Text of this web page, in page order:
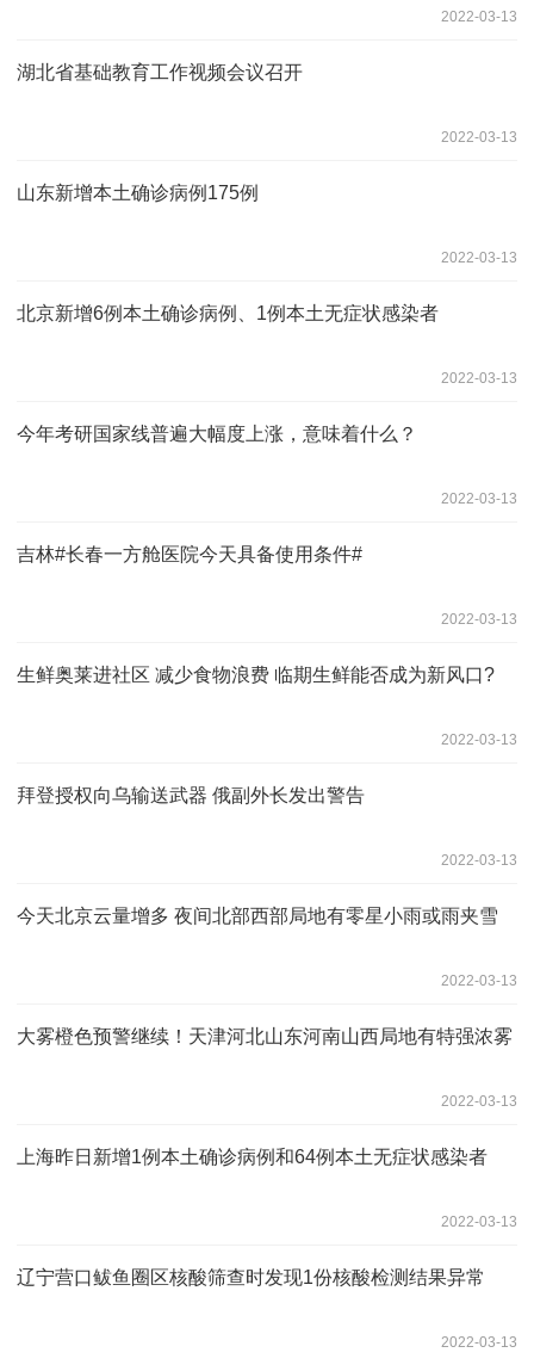
2022-03-13
湖北省基础教育工作视频会议召开
2022-03-13
山东新增本土确诊病例175例
2022-03-13
北京新增6例本土确诊病例、1例本土无症状感染者
2022-03-13
今年考研国家线普遍大幅度上涨，意味着什么？
2022-03-13
吉林#长春一方舱医院今天具备使用条件#
2022-03-13
生鲜奥莱进社区 减少食物浪费 临期生鲜能否成为新风口?
2022-03-13
拜登授权向乌输送武器 俄副外长发出警告
2022-03-13
今天北京云量增多 夜间北部西部局地有零星小雨或雨夹雪
2022-03-13
大雾橙色预警继续！天津河北山东河南山西局地有特强浓雾
2022-03-13
上海昨日新增1例本土确诊病例和64例本土无症状感染者
2022-03-13
辽宁营口鲅鱼圈区核酸筛查时发现1份核酸检测结果异常
2022-03-13